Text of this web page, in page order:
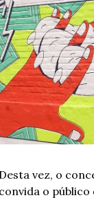
vez, o
o